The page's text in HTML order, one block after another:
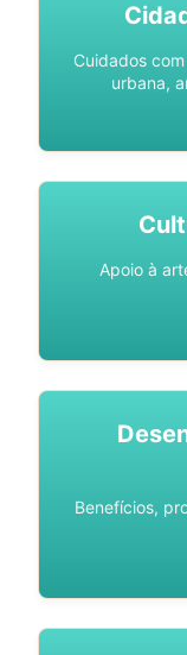
Cuidados
urbana,
Apoio à
Benefícios,